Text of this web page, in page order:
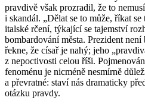
pravdivě však prozradil, že to
i skandál. „Dělat se to může, říkat
italské rčení, týkající se tajemství
bombardování města. Prezident
řekne, že císař je nahý; jeho
z nepoctivosti celou říši.
fenoménu je nicméně nesmírně
a převratné: staví nás dramaticky
otázku pravdy.